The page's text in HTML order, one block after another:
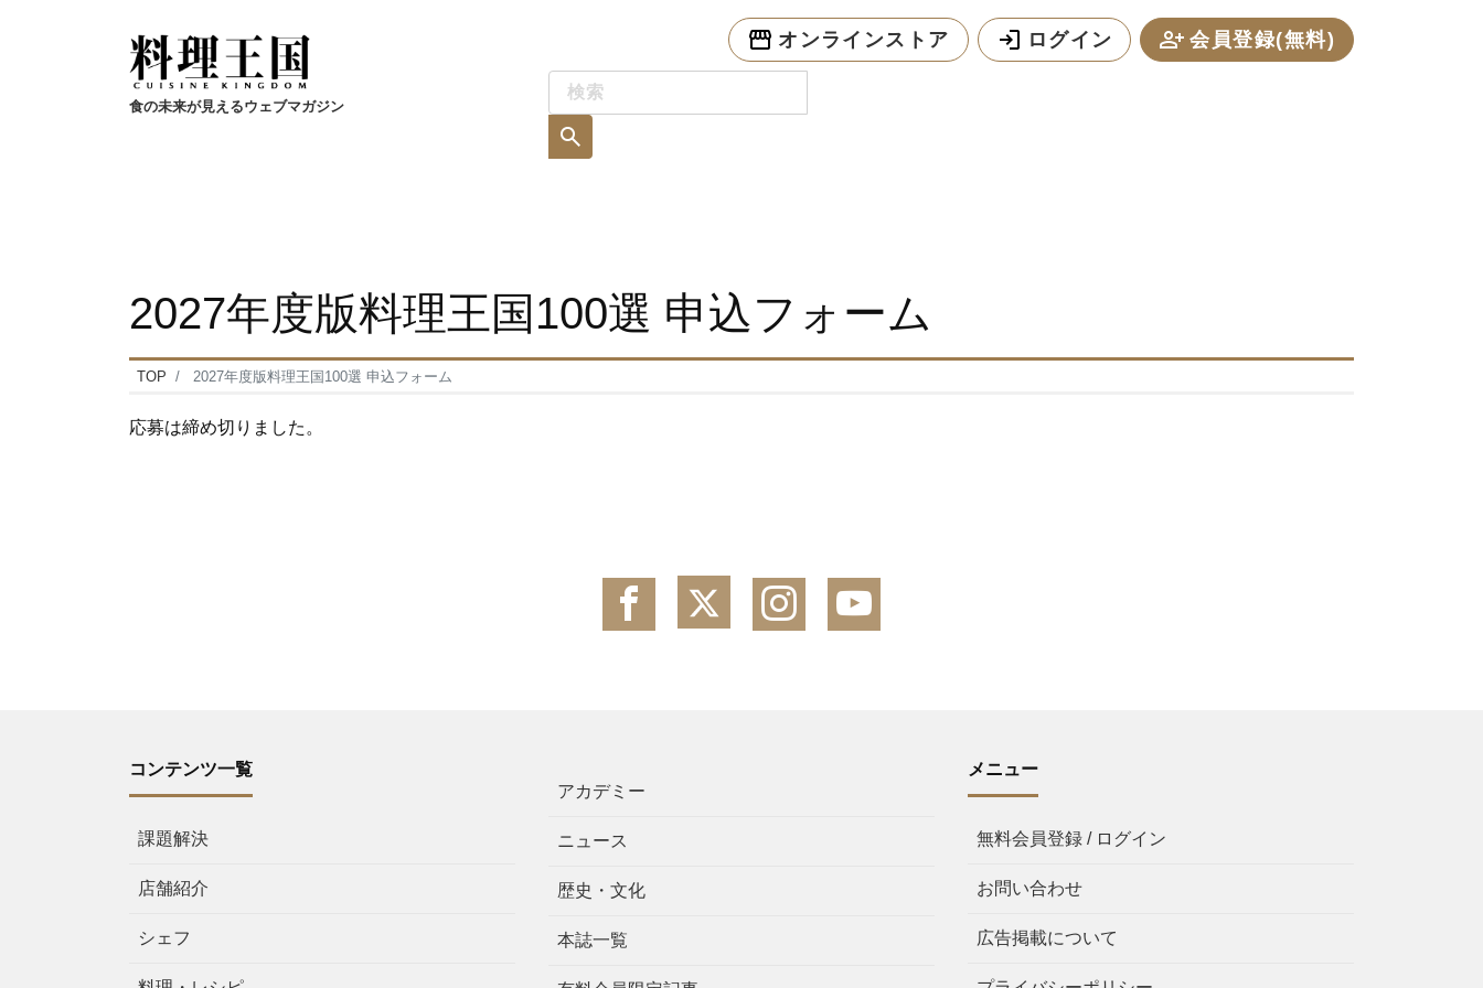
食の未来が見えるウェブマガジン
オンラインストア ログイン 会員登録(無料)
2027年度版料理王国100選 申込フォーム
TOP 2027年度版料理王国100選 申込フォーム
応募は締め切りました。
コンテンツ一覧
課題解決
店舗紹介
シェフ
アカデミー
ニュース
歴史・文化
本誌一覧
メニュー
無料会員登録 / ログイン
お問い合わせ
広告掲載について